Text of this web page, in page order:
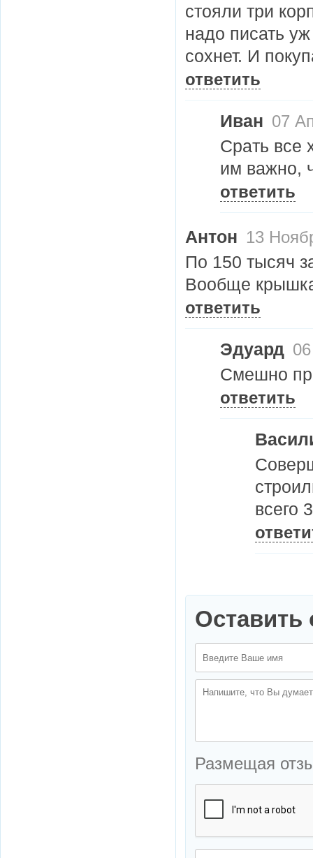
стояли три
надо писать
сохнет. И
ответить
Иван 07
Cpaть все
им важно,
ответить
Антон 13
По 150 тысяч
Вообще
ответить
Эдуард
Смешно
ответить
всего
Оставить
Размещая